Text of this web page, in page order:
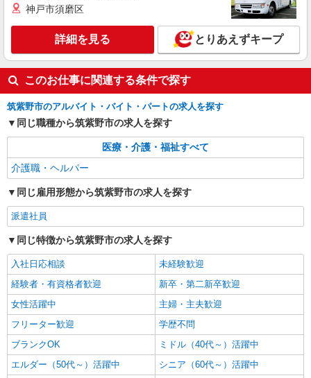
神戸市須磨区
詳細を見る とりあえずキープ
このお仕事に関連する条件で探す
筑紫野市のアルバイト・バイト・パートの求人を探す
同じ職種から筑紫野市の求人を探す
医療・介護・福祉すべて
介護職・ヘルパー
同じ雇用形態から筑紫野市の求人を探す
派遣社員
同じ特徴から筑紫野市の求人を探す
入社日応相談
未経験歓迎
経験者・有資格者歓迎
新卒・第二新卒歓迎
女性活躍中
主婦・主夫歓迎
フリーター歓迎
学歴不問
ブランクOK
ミドル（40代～）活躍中
エルダー（50代～）活躍中
シニア（60代～）活躍中